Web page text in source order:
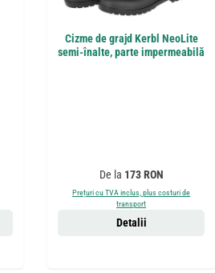
Cizme de grajd Kerbl NeoLite
semi-înalte, parte impermeabilă
Preț obișnuit:
De la 173 RON
Prețuri cu TVA inclus, plus costuri de
transport
Detalii